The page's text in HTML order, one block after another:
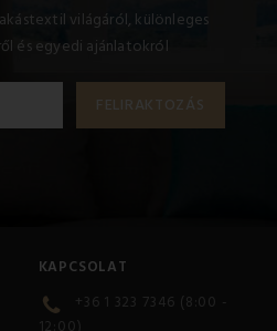
világáról, különleges
és egyedi ajánlatokról
KAPCSOLAT
+36 1 323 7346 (8:00 -